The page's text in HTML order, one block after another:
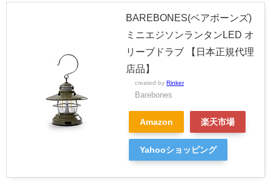
BAREBONES(ベアボーンズ)
ミニエジソンランタンLED オ
リーブドラブ 【日本正規代理
店品】
created by Rinker
Barebones
Amazon 楽天市場
Yahooショッピング